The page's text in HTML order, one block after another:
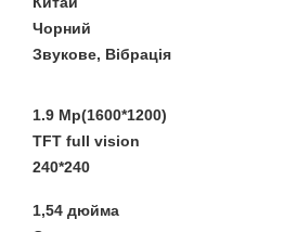
Чорний
Звукове, Вібрація
1.9 Mp(1600*1200)
TFT full vision
240*240
1,54 дюйма